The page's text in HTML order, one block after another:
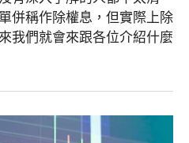
併稱作除權息，但實際上除
我們就會來跟各位介紹什麼